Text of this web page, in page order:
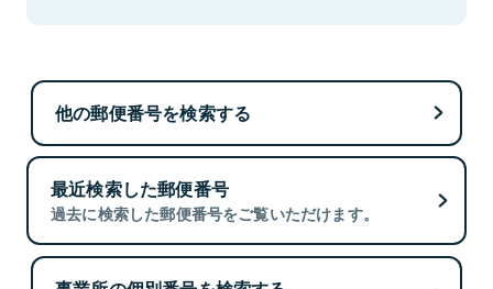
他の郵便番号を検索する
最近検索した郵便番号
過去に検索した郵便番号をご覧いただけます。